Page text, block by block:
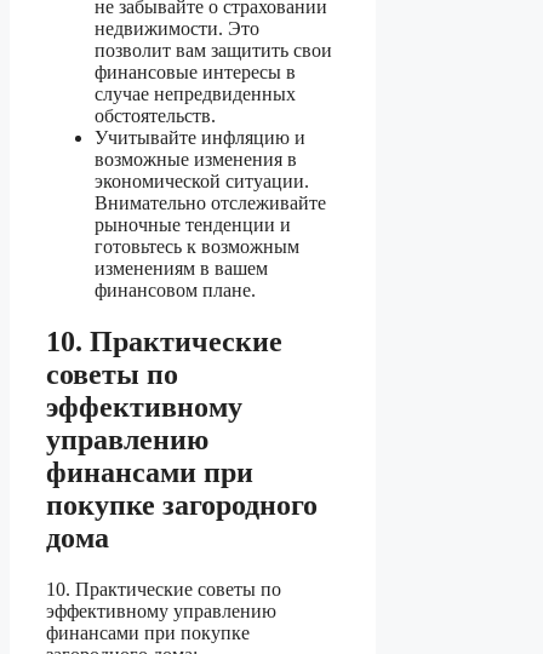
не забывайте о страховании
недвижимости. Это
позволит вам защитить свои
финансовые интересы в
случае непредвиденных
обстоятельств.
Учитывайте инфляцию и
возможные изменения в
экономической ситуации.
Внимательно отслеживайте
рыночные тенденции и
готовьтесь к возможным
изменениям в вашем
финансовом плане.
10. Практические
советы по
эффективному
управлению
финансами при
покупке загородного
дома
10. Практические советы по
эффективному управлению
финансами при покупке